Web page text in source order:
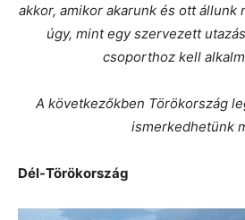
akkor, amikor akarunk és ott állunk
úgy, mint egy szervezett
csoporthoz kell
A következőkben Törökország
ismerkedhetünk
Dél-Törökország